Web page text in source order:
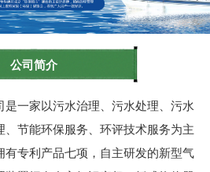
公司简介
一家以污水治理、污水处理、污水
节能环保服务、环评技术服务为主
专利产品七项，自主研发的新型气